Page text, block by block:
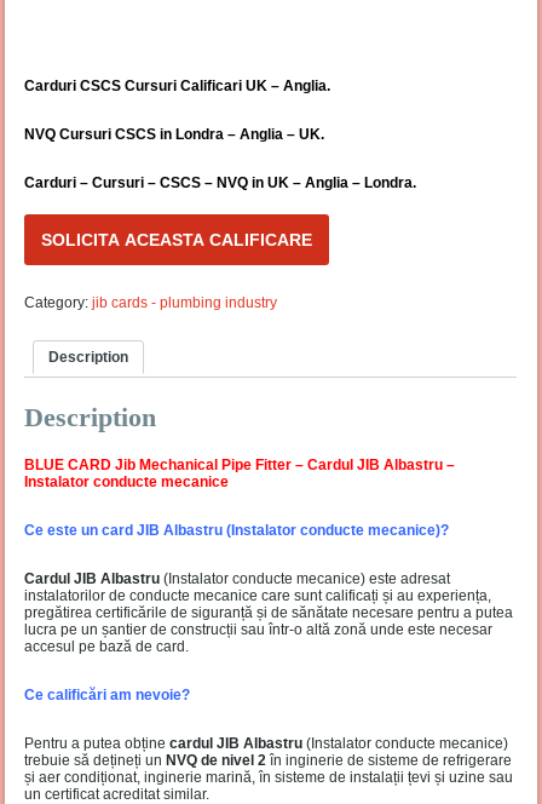
Carduri CSCS Cursuri Calificari UK – Anglia.
NVQ Cursuri CSCS in Londra – Anglia – UK.
Carduri – Cursuri – CSCS – NVQ in UK – Anglia – Londra.
SOLICITA ACEASTA CALIFICARE
Category:jib cards - plumbing industry
Description
Description
BLUE CARD Jib Mechanical Pipe Fitter – Cardul JIB Albastru –
Instalator conducte mecanice
Ce este un card JIB Albastru (Instalator conducte mecanice)?
Cardul JIB Albastru (Instalator conducte mecanice) este adresat
instalatorilor de conducte mecanice care sunt calificați și au experiența,
pregătirea certificările de siguranță și de sănătate necesare pentru a putea
lucra pe un șantier de construcții sau într-o altă zonă unde este necesar
accesul pe bază de card.
Ce calificări am nevoie?
Pentru a putea obținecardul JIB Albastru (Instalator conducte mecanice)
trebuie să dețineți un NVQ de nivel 2 în inginerie de sisteme de refrigerare
și aer condiționat, inginerie marină, în sisteme de instalații țevi și uzine sau
un certificat acreditat similar.